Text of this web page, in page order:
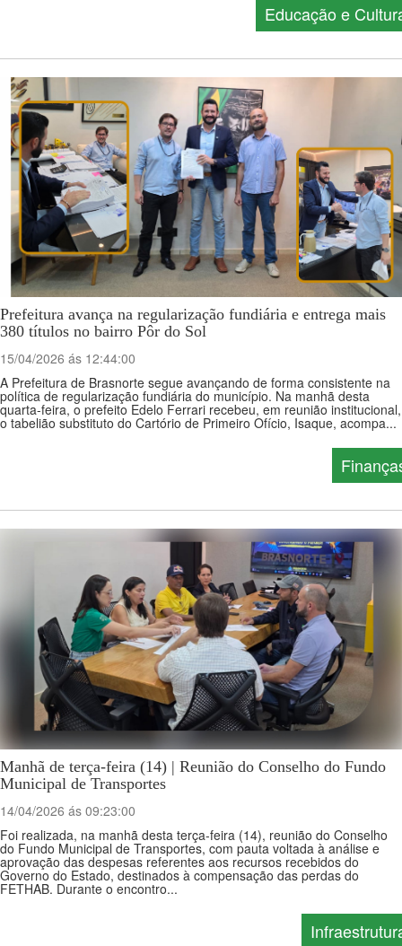
Educação e
Prefeitura avança na regularização fundiária e entrega mais
380 títulos no bairro Pôr do Sol
15/04/2026 ás 12:44:00
A Prefeitura de Brasnorte segue avançando de forma consistente na
política de regularização fundiária do município. Na manhã desta
quarta-feira, o prefeito Edelo Ferrari recebeu, em reunião institucional,
o tabelião substituto do Cartório de Primeiro Ofício, Isaque, acompa...
Manhã de terça-feira (14) | Reunião do Conselho do Fundo
Municipal de Transportes
14/04/2026 ás 09:23:00
Foi realizada, na manhã desta terça-feira (14), reunião do Conselho
do Fundo Municipal de Transportes, com pauta voltada à análise e
aprovação das despesas referentes aos recursos recebidos do
Governo do Estado, destinados à compensação das perdas do
FETHAB. Durante o encontro...